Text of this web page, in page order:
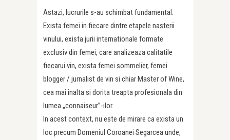
Astazi, lucrurile s-au schimbat fundamental.
Exista femei in fiecare dintre etapele nasterii
vinului, exista jurii internationale formate
exclusiv din femei, care analizeaza calitatile
fiecarui vin, exista femei sommelier, femei
blogger / jurnalist de vin si chiar Master of Wine,
cea mai inalta si dorita treapta profesionala din
lumea „connaiseur”-ilor.
In acest context, nu este de mirare ca exista un
loc precum Domeniul Coroanei Segarcea unde,